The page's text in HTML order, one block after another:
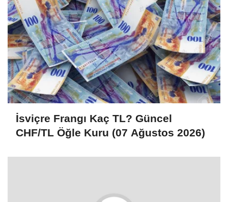
İsviçre Frangı Kaç TL? Güncel
CHF/TL Öğle Kuru (07 Ağustos 2026)